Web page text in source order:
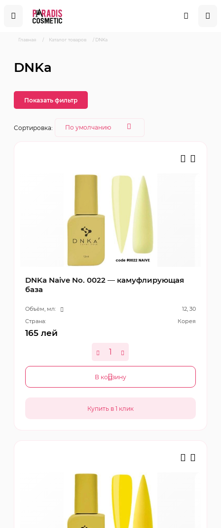
Главная / Каталог товаров / DNKa
DNKa
Показать фильтр
Сортировка:
DNKa Naive No. 0022 — камуфлирующая
база
Объём, мл:
12, 30
Страна:
Корея
165 лей
В корзину